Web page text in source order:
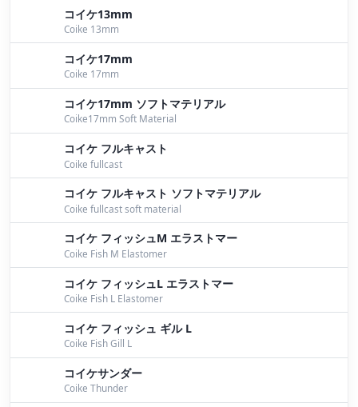
９月２３日桧原湖ガイド
９月２２日桧原湖ガイドby Bomber
TOP50桧原湖戦を振り返って③
９月２０日桧原湖ガイド。前半はワイド祭りでラスト
はパイロン祭りby Bomber
９月１９日桧原湖ガイド。本日ワイド祭り開催しまし
た！by Bomber
JB2桧原湖、JB桧原湖最終戦
野尻湖でもボンバーブラックby Nomura
９月３日桧原湖ガイドby Bomber
９月２日桧原湖ガイドby Bomber
８月１４日、１５日桧原湖ガイド。
８月１２日桧原湖ガイド。
コイケ13mm
Coike 13mm
コイケ17mm
Coike 17mm
コイケ17mm ソフトマテリアル
Coike17mm Soft Material
コイケ フルキャスト
Coike fullcast
コイケ フルキャスト ソフトマテリアル
Coike fullcast soft material
コイケ フィッシュM エラストマー
Coike Fish M Elastomer
コイケ フィッシュL エラストマー
Coike Fish L Elastomer
コイケ フィッシュ ギル L
Coike Fish Gill L
コイケサンダー
Coike Thunder